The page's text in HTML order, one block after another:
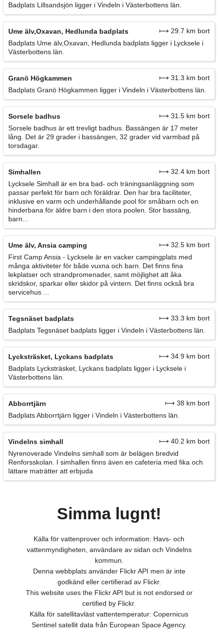
Badplats Lillsandsjön ligger i Vindeln i Västerbottens län.
Ume älv,Oxavan, Hedlunda badplats
⟼ 29.7 km bort
Badplats Ume älv,Oxavan, Hedlunda badplats ligger i Lycksele i
Västerbottens län.
Granö Högkammen
⟼ 31.3 km bort
Badplats Granö Högkammen ligger i Vindeln i Västerbottens län.
Sorsele badhus
⟼ 31.5 km bort
Sorsele badhus är ett trevligt badhus. Bassängen är 17 meter
lång. Det är 29 grader i bassängen, 32 grader vid varmbad på
torsdagar.
Simhallen
⟼ 32.4 km bort
Lycksele Simhall är en bra bad- och träningsanläggning som
passar perfekt för barn och föräldrar. Den har bra faciliteter,
inklusive en varm och underhållande pool för småbarn och en
hinderbana för äldre barn i den stora poolen. Stor bassäng,
barn...
Ume älv, Ansia camping
⟼ 32.5 km bort
First Camp Ansia - Lycksele är en vacker campingplats med
många aktiviteter för både vuxna och barn. Det finns fina
lekplatser och strandpromenader, samt möjlighet att åka
skridskor, sparkar eller skidor på vintern. Det finns också bra
servicehus ...
Tegsnäset badplats
⟼ 33.3 km bort
Badplats Tegsnäset badplats ligger i Vindeln i Västerbottens län.
Lycksträsket, Lyckans badplats
⟼ 34.9 km bort
Badplats Lycksträsket, Lyckans badplats ligger i Lycksele i
Västerbottens län.
Abborrtjärn
⟼ 38 km bort
Badplats Abborrtjärn ligger i Vindeln i Västerbottens län.
Vindelns simhall
⟼ 40.2 km bort
Nyrenoverade Vindelns simhall som är belägen bredvid
Renforsskolan. I simhallen finns även en cafeteria med fika och
lättare maträtter att erbjuda
Simma lugnt!
Källa för vattenprover och information: Havs- och
vattenmyndigheten, användare av sidan och Vindelns
kommun.
Denna webbplats använder Flickr API men är inte
godkänd eller certifierad av Flickr.
This website uses the Flickr API but is not endorsed or
certified by Flickr.
Källa för satellitavläst vattentemperatur: Copernicus
Sentinel satellit data från European Space Agency.